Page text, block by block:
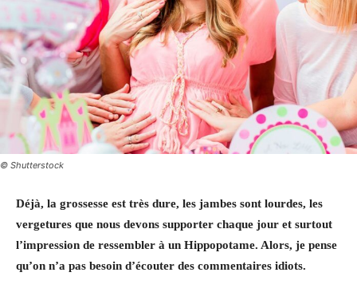
© Shutterstock
Déjà, la grossesse est très dure, les jambes sont lourdes, les
vergetures que nous devons supporter chaque jour et surtout
l’impression de ressembler à un Hippopotame. Alors, je pense
qu’on n’a pas besoin d’écouter des commentaires idiots.